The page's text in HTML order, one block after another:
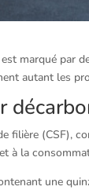
marqué par
autant les
filière (CSF),
à la
une